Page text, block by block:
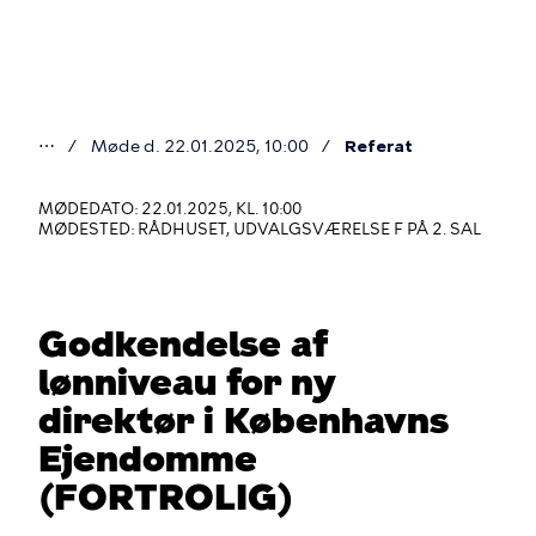
er
her
⋯ Møde d. 22.01.2025, 10:00 Referat
MØDEDATO: 22.01.2025, KL. 10:00
MØDESTED: RÅDHUSET, UDVALGSVÆRELSE F PÅ 2. SAL
Godkendelse af
lønniveau for ny
direktør i Københavns
Ejendomme
(FORTROLIG)